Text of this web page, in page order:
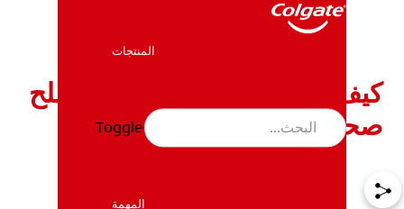
المنتجات
صحة الفم والأسنان
المهمة
Toggle
كيف تفيد المضمضة بالماء والملح
صحة الفم